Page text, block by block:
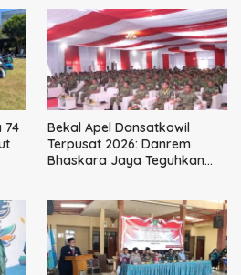
74
Bekal Apel Dansatkowil
Terpusat 2026: Danrem
Bhaskara Jaya Teguhkan